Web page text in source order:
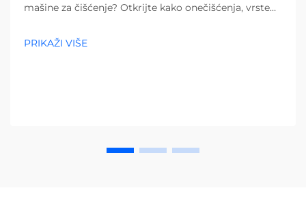
mašine za čišćenje? Otkrijte kako onečišćenja, vrste
troškove i povećajte učinkovitost – preuzmite potpuni
vodič već danas.
PRIKAŽI VIŠE